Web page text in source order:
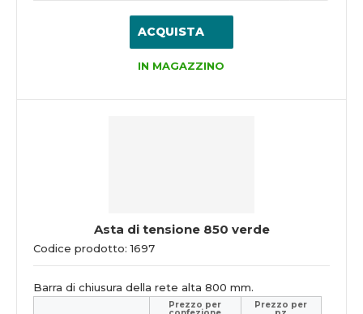
ACQUISTA
IN MAGAZZINO
Asta di tensione 850 verde
Codice prodotto: 1697
Barra di chiusura della rete alta 800 mm.
Prezzo per Prezzo per